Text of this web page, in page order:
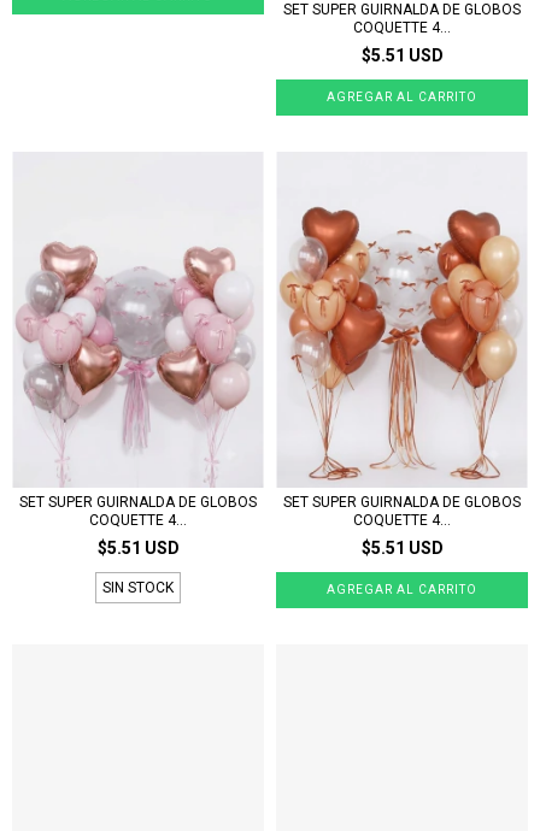
SET SUPER GUIRNALDA DE GLOBOS
COQUETTE 4...
$5.51 USD
SET SUPER GUIRNALDA DE GLOBOS
COQUETTE 4...
$5.51 USD
SIN STOCK
SET SUPER GUIRNALDA DE GLOBOS
COQUETTE 4...
$5.51 USD